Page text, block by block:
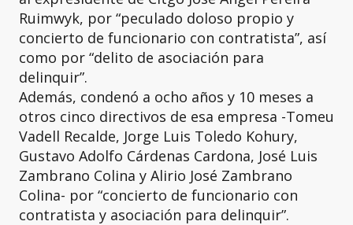
Ruimwyk, por “peculado doloso propio y
concierto de funcionario con contratista”, así
como por “delito de asociación para
delinquir”.
Además, condenó a ocho años y 10 meses a
otros cinco directivos de esa empresa -Tomeu
Vadell Recalde, Jorge Luis Toledo Kohury,
Gustavo Adolfo Cárdenas Cardona, José Luis
Zambrano Colina y Alirio José Zambrano
Colina- por “concierto de funcionario con
contratista y asociación para delinquir”.